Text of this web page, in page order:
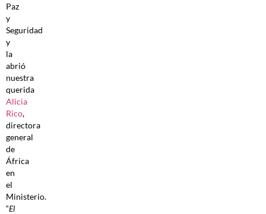
Paz
y
Seguridad
y
la
abrió
nuestra
querida
Alicia
Rico,
directora
general
de
África
en
el
Ministerio.
“El